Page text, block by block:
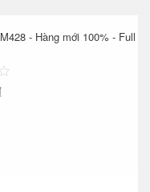
- Hàng mới 100% - Full